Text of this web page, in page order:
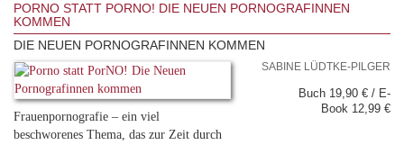
PORNO STATT PORNO! DIE NEUEN PORNOGRAFINNEN
KOMMEN
DIE NEUEN PORNOGRAFINNEN KOMMEN
Frauenpornografie – ein viel
beschworenes Thema, das zur Zeit durch
SABINE LÜDTKE-PILGER
Buch 19,90 € / E-
Book 12,99 €